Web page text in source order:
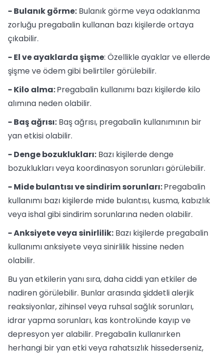
- Bulanık görme: Bulanık görme veya odaklanma
zorluğu pregabalin kullanan bazı kişilerde ortaya
çıkabilir.
- El ve ayaklarda şişme: Özellikle ayaklar ve ellerde
şişme ve ödem gibi belirtiler görülebilir.
- Kilo alma:Pregabalin kullanımı bazı kişilerde kilo
alımına neden olabilir.
- Baş ağrısı: Baş ağrısı, pregabalin kullanımının bir
yan etkisi olabilir.
- Denge bozuklukları: Bazı kişilerde denge
bozuklukları veya koordinasyon sorunları görülebilir.
- Mide bulantısı ve sindirim sorunları:Pregabalin
kullanımı bazı kişilerde mide bulantısı, kusma, kabızlık
veya ishal gibi sindirim sorunlarına neden olabilir.
- Anksiyete veya sinirlilik: Bazı kişilerde pregabalin
kullanımı anksiyete veya sinirlilik hissine neden
olabilir.
Bu yan etkilerin yanı sıra, daha ciddi yan etkiler de
nadiren görülebilir. Bunlar arasında şiddetli alerjik
reaksiyonlar, zihinsel veya ruhsal sağlık sorunları,
idrar yapma sorunları, kas kontrolünde kayıp ve
depresyon yer alabilir. Pregabalin kullanırken
herhangi bir yan etki veya rahatsızlık hissederseniz,